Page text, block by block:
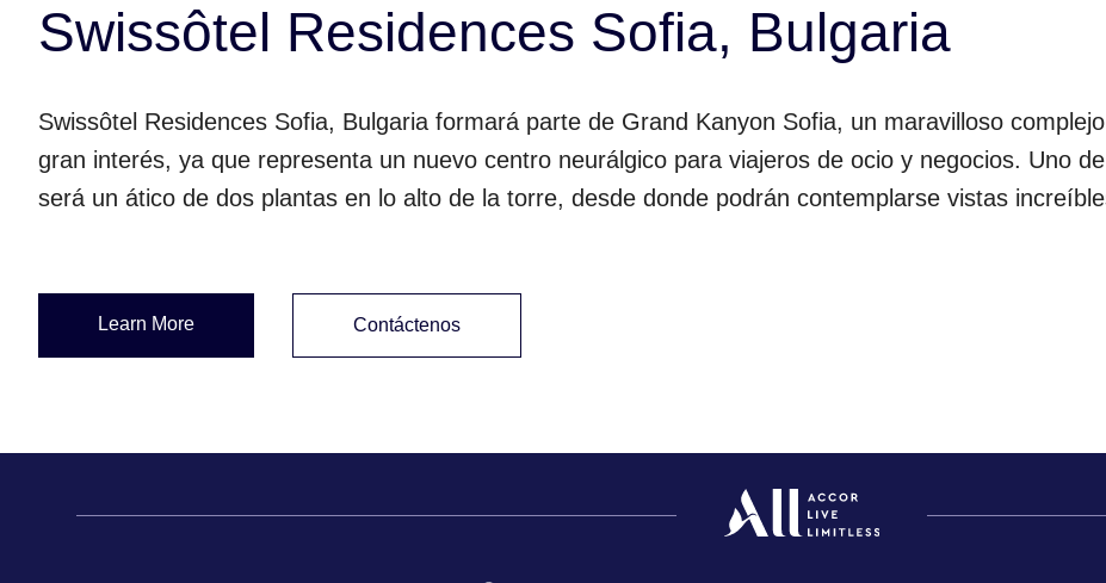
Swissôtel Residences Sofia, Bulgaria
Swissôtel Residences Sofia, Bulgaria formará parte de Grand Kanyon Sofia, un maravilloso
gran interés, ya que representa un nuevo centro neurálgico para viajeros de ocio y negocios. Uno
será un ático de dos plantas en lo alto de la torre, desde donde podrán contemplarse vistas
Learn More Contáctenos